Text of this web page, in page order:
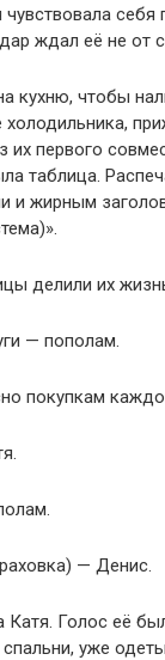
чувствовала
ждал её не от
кухню, чтобы
их первого
таблица.
и жирным
делили их
— пополам.
покупкам
— Денис.
Голос её
уже